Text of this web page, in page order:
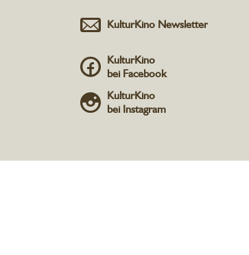
KulturKino Newsletter
KulturKino
bei Facebook
KulturKino
bei Instagram